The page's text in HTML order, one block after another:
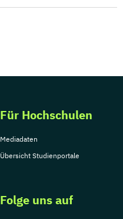
Für Hochschulen
Mediadaten
Übersicht Studienportale
Folge uns auf